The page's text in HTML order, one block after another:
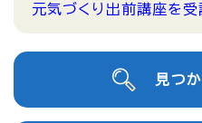
元気づくり出前講座を受
見つ